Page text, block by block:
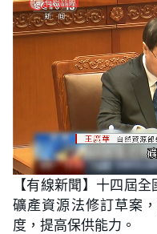
U
n
m
t
e
【有線新聞】十四屆
礦產資源法修訂草案
度，提高保供能力。